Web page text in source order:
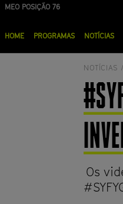
Passar
MEO POSIÇÃO 76
NOS POSIÇÃO 90
principal
HOME PROGRAMAS NOTÍCIAS
NOTÍCIAS /
Os